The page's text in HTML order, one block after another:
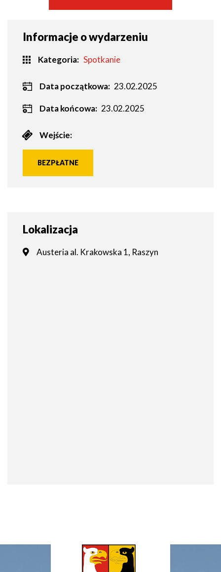
Informacje o wydarzeniu
Kategoria Spotkanie
Data początkowa: 23.02.2025
Data końcowa: 23.02.2025
Wejście:
BEZPŁATNE
Lokalizacja
Austeria al. Krakowska 1, Raszyn